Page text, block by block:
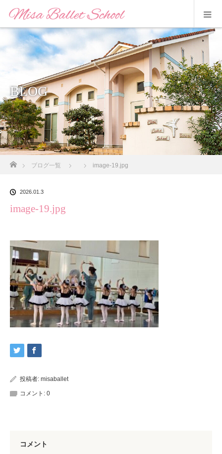
BLOG
ブログ一覧 image-19.jpg
2026.01.3
image-19.jpg
投稿者: misaballet
コメント: 0
コメント